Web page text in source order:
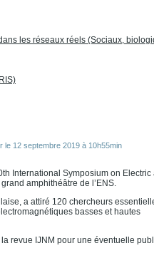
les réseaux réels (Sociaux,
le 12 septembre 2019 à 10h55min
International Symposium on Electric
amphithéâtre de l’ENS.
a attiré 120 chercheurs
basses et hautes
revue IJNM pour une éventuelle